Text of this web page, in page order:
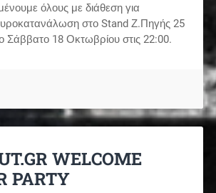
όλους με διάθεση για
στο Stand Ζ.Πηγής 25
Σάββατο 18 Οκτωβρίου στις 22:00.
WELCOME
PARTY